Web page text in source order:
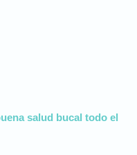
salud bucal todo el